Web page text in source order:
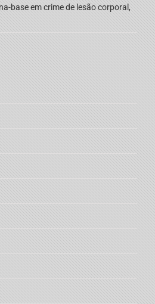
base em crime de lesão corporal,